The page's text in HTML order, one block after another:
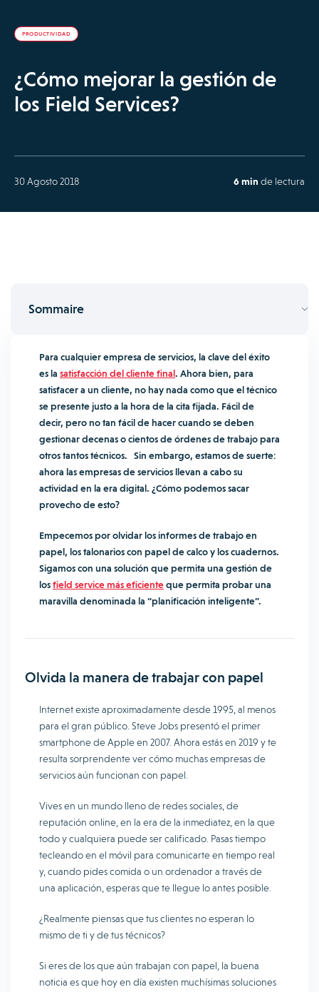
PRODUCTIVIDAD
¿Cómo mejorar la gestión de
los Field Services?
30 Agosto 2018 6 min de lectura
Sommaire
Para cualquier empresa de servicios, la clave del éxito
es la satisfacción del cliente final. Ahora bien, para
satisfacer a un cliente, no hay nada como que el técnico
se presente justo a la hora de la cita fijada. Fácil de
decir, pero no tan fácil de hacer cuando se deben
gestionar decenas o cientos de órdenes de trabajo para
otros tantos técnicos. Sin embargo, estamos de suerte:
ahora las empresas de servicios llevan a cabo su
actividad en la era digital. ¿Cómo podemos sacar
provecho de esto?
Empecemos por olvidar los informes de trabajo en
papel, los talonarios con papel de calco y los cuadernos.
Sigamos con una solución que permita una gestión de
losfield service más eficienteque permita probar una
maravilla denominada la “planificación inteligente”.
Olvida la manera de trabajar con papel
Internet existe aproximadamente desde 1995, al menos
para el gran público. Steve Jobs presentó el primer
smartphone de Apple en 2007. Ahora estás en 2019 y te
resulta sorprendente ver cómo muchas empresas de
servicios aún funcionan con papel.
Vives en un mundo lleno de redes sociales, de
reputación online, en la era de la inmediatez, en la que
todo y cualquiera puede ser calificado. Pasas tiempo
tecleando en el móvil para comunicarte en tiempo real
y, cuando pides comida o un ordenador a través de
una aplicación, esperas que te llegue lo antes posible.
¿Realmente piensas que tus clientes no esperan lo
mismo de ti y de tus técnicos?
Si eres de los que aún trabajan con papel, la buena
noticia es que hoy en día existen muchísimas soluciones